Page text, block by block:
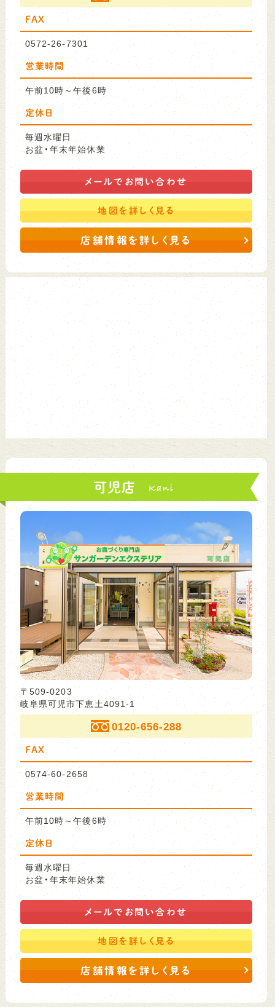
FAX
0572-26-7301
営業時間
午前10時～午後6時
定休日
毎週水曜日
お盆・年末年始休業
メールで お問い合わせ
地図を詳しく見る
店舗情報を詳しく見る
可児店
〒509-0203
岐阜県可児市下恵土4091-1
0120-656-288
FAX
0574-60-2658
営業時間
午前10時～午後6時
定休日
毎週水曜日
お盆・年末年始休業
メールで お問い合わせ
地図を詳しく見る
店舗情報を詳しく見る